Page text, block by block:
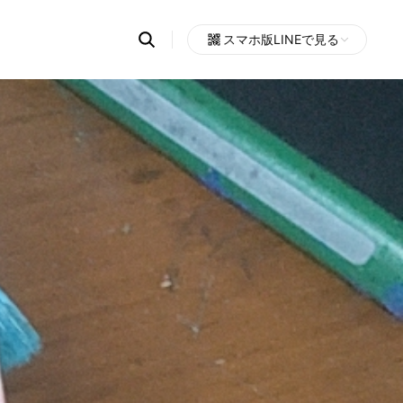
Search
OpenChats
messages
search
area
スマホ版LINEで見る